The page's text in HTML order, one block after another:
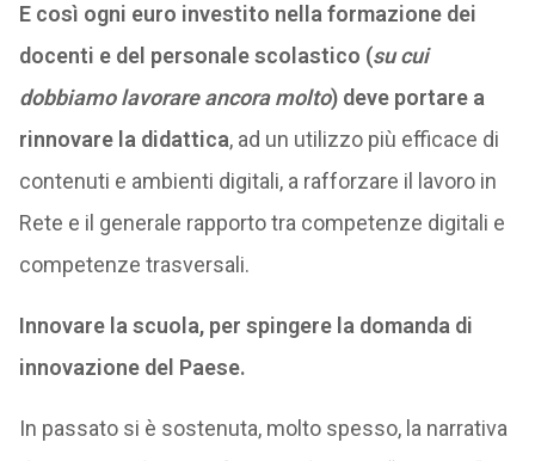
E così ogni euro investito nella formazione dei
docenti e del personale scolastico (su cui
dobbiamo lavorare ancora molto) deve portare a
rinnovare la didattica, ad un utilizzo più efficace di
contenuti e ambienti digitali, a rafforzare il lavoro in
Rete e il generale rapporto tra competenze digitali e
competenze trasversali.
Innovare la scuola, per spingere la domanda di
innovazione del Paese.
In passato si è sostenuta, molto spesso, la narrativa